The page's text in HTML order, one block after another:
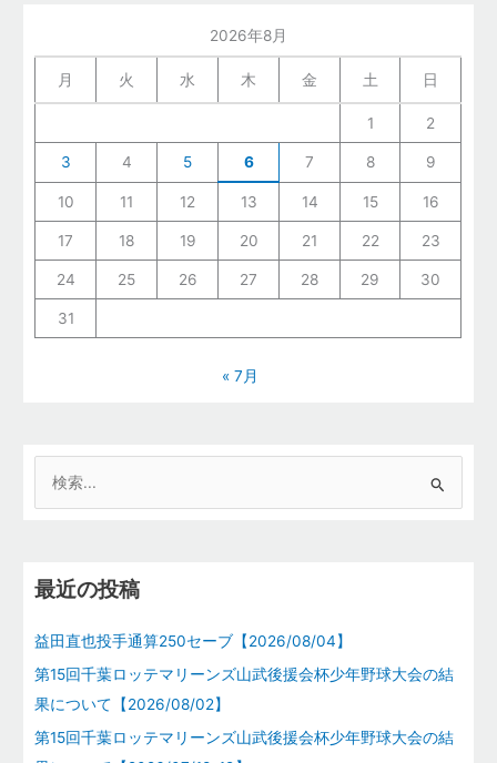
2026年8月
月 火 水 木 金 土 日
1 2
3 4 5 6 7 8 9
10 11 12 13 14 15 16
17 18 19 20 21 22 23
24 25 26 27 28 29 30
31
« 7月
象
最近の投稿
益田直也投手通算250セーブ【2026/08/04】
第15回千葉ロッテマリーンズ山武後援会杯少年野球大会の結
果について【2026/08/02】
第15回千葉ロッテマリーンズ山武後援会杯少年野球大会の結